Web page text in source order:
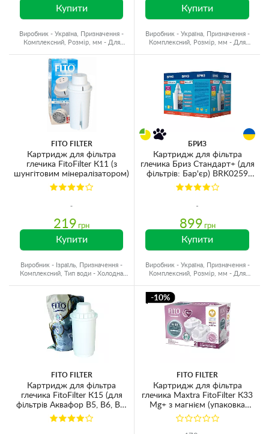
Купити
Виробник - Україна, Призначення -
Комплексний, Розмір, мм - Для
Купити
Виробник - Україна, Призначення -
Комплексний, Розмір, мм - Для
FITO FILTER
Картридж для фільтра
глечика FitoFilter К11 (з
шунгітовим мінералізатором)
219 грн
Купити
Виробник - Ізраїль, Призначення -
Комплексний, Тип води - Холодна
БРИЗ
Картридж для фільтра
глечика Бриз Стандарт+ (для
фільтрів: Бар'єр) BRK0259
6шт
899 грн
Купити
Виробник - Україна, Призначення -
Комплексний, Розмір, мм - Для
FITO FILTER
Картридж для фільтра
глечика FitoFilter К15 (для
фільтрів Аквафор В5, В6, В8,
A5) без картонної упаковки
-10%
FITO FILTER
Картридж для фільтра
глечика Maxtra FitoFilter К33
Mg+ з магнієм (упаковка
2шт)